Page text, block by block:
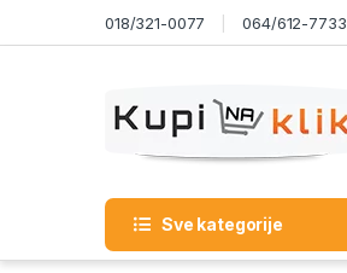
Skip to navigation018/321-0077 064/612-7733
Sve kategorije